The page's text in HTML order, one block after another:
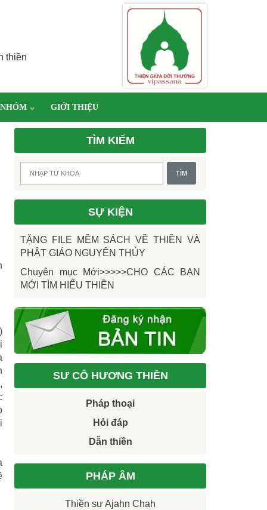
thiền
GIỚI THIỆU
TÌM KIẾM
SỰ KIỆN
TẶNG FILE MỀM SÁCH VỀ THIỀN VÀ
PHẬT GIÁO NGUYÊN THỦY
Chuyên mục Mới>>>>>CHO CÁC BẠN
MỚI TÌM HIỂU THIỀN
SƯ CÔ HƯƠNG THIỀN
Pháp thoại
Hỏi đáp
Dẫn thiền
PHÁP ÂM
Thiền sư Ajahn Chah